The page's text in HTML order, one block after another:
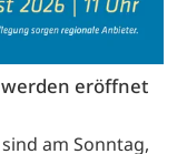
werden eröffnet
am Sonntag,